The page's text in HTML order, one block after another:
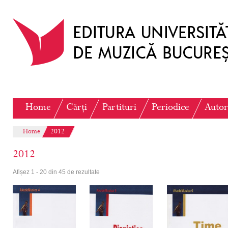
Home Cărți Partituri Periodice
Home 2012
2012
Afișez 1 - 20 din 45 de rezultate